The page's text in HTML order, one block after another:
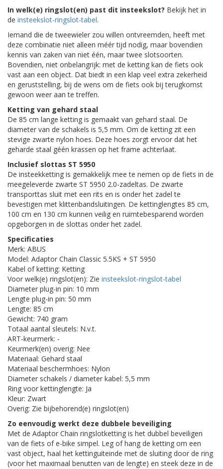
In welk(e) ringslot(en) past dit insteekslot? Bekijk het in
de insteekslot-ringslot-tabel.
Iemand die de tweewieler zou willen ontvreemden, heeft met
deze combinatie niet alleen méér tijd nodig, maar bovendien
kennis van zaken van niet één, maar twee slotsoorten.
Bovendien, niet onbelangrijk: met de ketting kan de fiets ook
vast aan een object. Dat biedt in een klap veel extra zekerheid
en geruststelling, bij de wens om de fiets ook bij terugkomst
gewoon weer aan te treffen.
Ketting van gehard staal
De 85 cm lange ketting is gemaakt van gehard staal. De
diameter van de schakels is 5,5 mm. Om de ketting zit een
stevige zwarte nylon hoes. Deze hoes zorgt ervoor dat het
geharde staal géén krassen op het frame achterlaat.
Inclusief slottas ST 5950
De insteekketting is gemakkelijk mee te nemen op de fiets in de
meegeleverde zwarte ST 5950 2.0-zadeltas. De zwarte
transporttas sluit met een rits en is onder het zadel te
bevestigen met klittenbandsluitingen. De kettinglengtes 85 cm,
100 cm en 130 cm kunnen veilig en ruimtebesparend worden
opgeborgen in de slottas onder het zadel.
Specificaties
Merk: ABUS
Model: Adaptor Chain Classic 5.5KS + ST 5950
Kabel of ketting: Ketting
Voor welk(e) ringslot(en): Zie insteekslot-ringslot-tabel
Diameter plug-in pin: 10 mm
Lengte plug-in pin: 50 mm
Lengte: 85 cm
Gewicht: 740 gram
Totaal aantal sleutels: N.v.t.
ART-keurmerk: -
Keurmerk(en) overig: Nee
Materiaal: Gehard staal
Materiaal beschermhoes: Nylon
Diameter schakels / diameter kabel: 5,5 mm
Ring voor kettinglengte: Ja
Kleur: Zwart
Overig: Zie bijbehorend(e) ringslot(en)
Zo eenvoudig werkt deze dubbele beveiliging
Met de Adaptor Chain ringslotketting is het dubbel beveiligen
van de fiets of e-bike simpel. Leg of hang de ketting om een
vast object, haal het kettinguiteinde met de sluiting door de ring
(voor het maximaal benutten van de lengte) en steek deze in de